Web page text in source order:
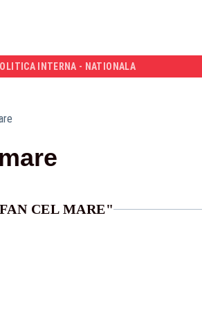
INTERNA - NATIONALA
CEL MARE"